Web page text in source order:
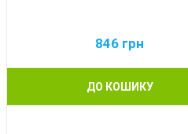
846 грн
ДО КОШИКУ